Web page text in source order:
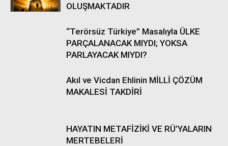
OLUŞMAKTADIR
“Terörsüz Türkiye” Masalıyla ÜLKE
PARÇALANACAK MIYDI; YOKSA
PARLAYACAK MIYDI?
Akıl ve Vicdan Ehlinin MİLLİ ÇÖZÜM
MAKALESİ TAKDİRİ
HAYATIN METAFİZİKİ VE RÜ’YALARIN
MERTEBELERİ